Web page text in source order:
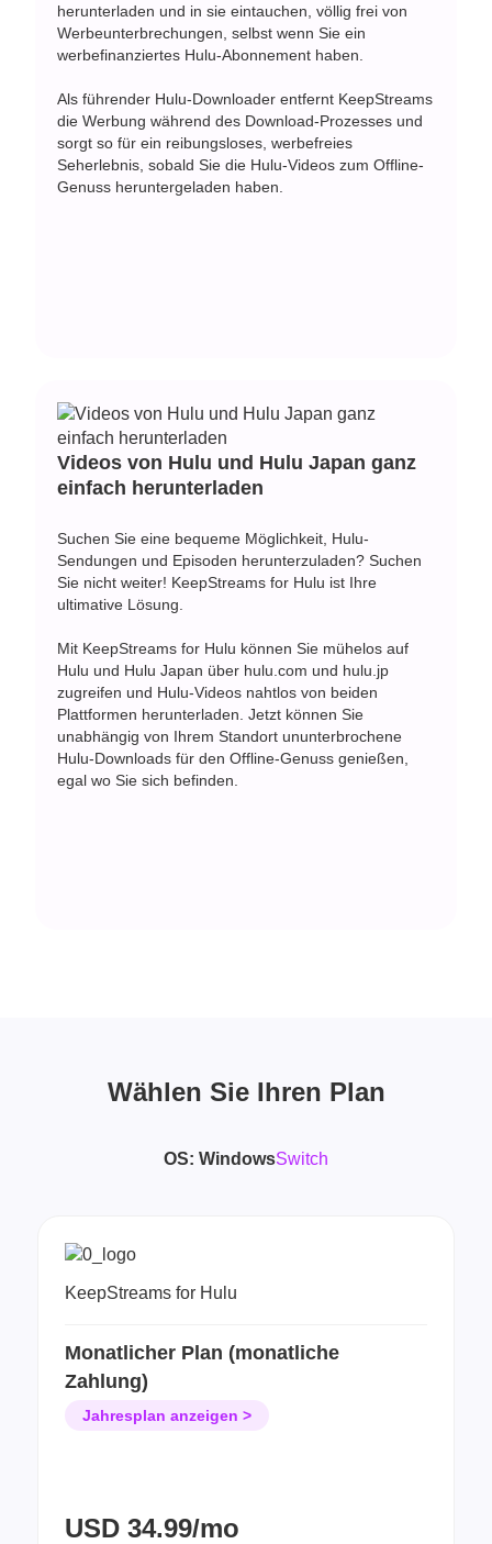
herunterladen und in sie eintauchen, völlig frei von
Werbeunterbrechungen, selbst wenn Sie ein
werbefinanziertes Hulu-Abonnement haben.
Als führender Hulu-Downloader entfernt KeepStreams
die Werbung während des Download-Prozesses und
sorgt so für ein reibungsloses, werbefreies
Seherlebnis, sobald Sie die Hulu-Videos zum Offline-
Genuss heruntergeladen haben.
Videos von Hulu und Hulu Japan ganz
einfach herunterladen
Suchen Sie eine bequeme Möglichkeit, Hulu-
Sendungen und Episoden herunterzuladen? Suchen
Sie nicht weiter! KeepStreams for Hulu ist Ihre
ultimative Lösung.
Mit KeepStreams for Hulu können Sie mühelos auf
Hulu und Hulu Japan über hulu.com und hulu.jp
zugreifen und Hulu-Videos nahtlos von beiden
Plattformen herunterladen. Jetzt können Sie
unabhängig von Ihrem Standort ununterbrochene
Hulu-Downloads für den Offline-Genuss genießen,
egal wo Sie sich befinden.
Wählen Sie Ihren Plan
OS: WindowsSwitch
KeepStreams for Hulu
Monatlicher Plan (monatliche
Zahlung)
Jahresplan anzeigen >
USD 34.99/mo